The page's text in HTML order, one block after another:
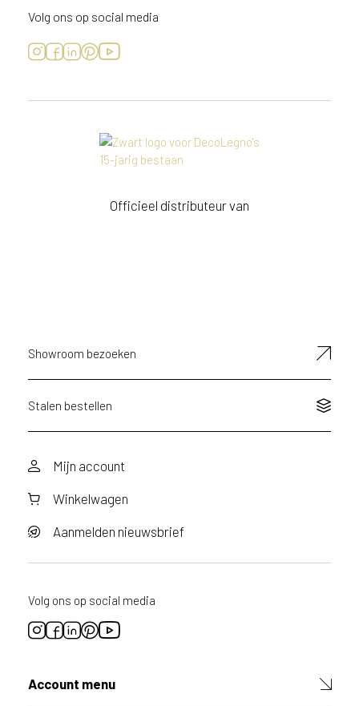
Volg ons op social media
Officieel distributeur van
Showroom bezoeken
Stalen bestellen
Mijn account
Winkelwagen
Aanmelden nieuwsbrief
Volg ons op social media
Account menu